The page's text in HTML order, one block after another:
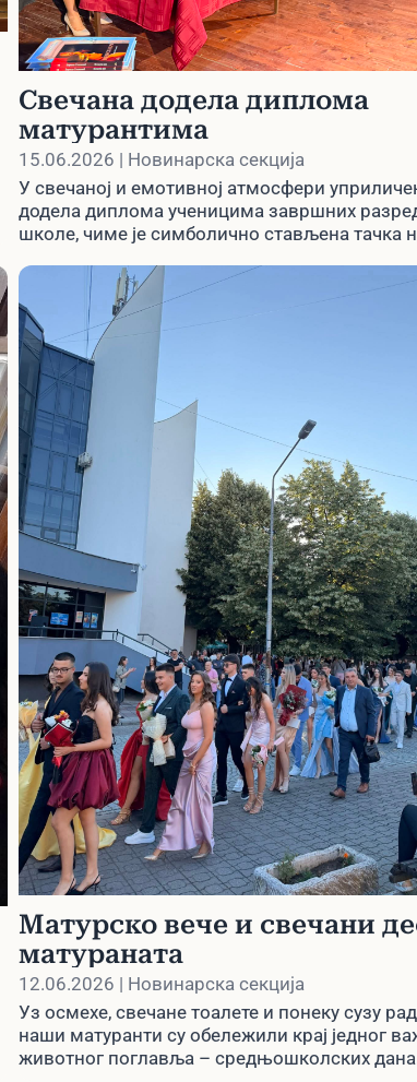
Свечана додела диплома
матурантима
15.06.2026 | Новинарска секција
У свечаној и емотивној атмосфери
додела диплома ученицима завршних
школе, чиме је симболично стављена тачка
Матурско вече и свечани
матураната
12.06.2026 | Новинарска секција
Уз осмехе, свечане тоалете и понеку сузу
наши матуранти су обележили крај једног
животног поглавља – средњошколских